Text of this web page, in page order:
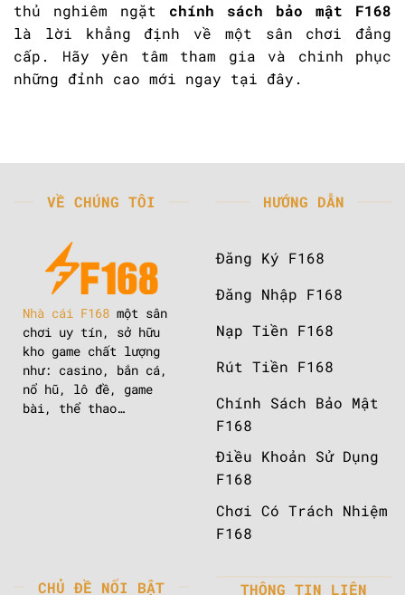
thủ nghiêm ngặt chính sách bảo mật F168
là lời khẳng định về một sân chơi đẳng
cấp. Hãy yên tâm tham gia và chinh phục
những đỉnh cao mới ngay tại đây.
VỀ CHÚNG TÔI
Nhà cái F168 một sân
chơi uy tín, sở hữu
kho game chất lượng
như: casino, bắn cá,
nổ hũ, lô đề, game
bài, thể thao…
HƯỚNG DẪN
Đăng Ký F168
Đăng Nhập F168
Nạp Tiền F168
Rút Tiền F168
Chính Sách Bảo Mật
F168
Điều Khoản Sử Dụng
F168
Chơi Có Trách Nhiệm
F168
CHỦ ĐỀ NỔI BẬT THÔNG TIN LIÊN